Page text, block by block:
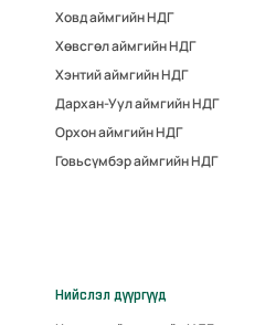
Ховд аймгийн НДГ
Хөвсгөл аймгийн НДГ
Хэнтий аймгийн НДГ
Дархан-Уул аймгийн НДГ
Орхон аймгийн НДГ
Говьсүмбэр аймгийн НДГ
Нийслэл дүүргүүд